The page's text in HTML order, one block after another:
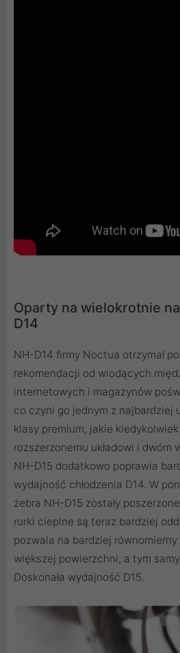
Oparty na wielokrotnie
D14
NH-D14 firmy Noctua otrzymał
rekomendacji od wiodących
internetowych i magazynów
co czyni go jednym z najbardziej
klasy premium, jakie
rozszerzonemu układowi i dwóm
NH-D15 dodatkowo poprawia
wydajność chłodzenia D14. W
żebra NH-D15 zostały
rurki cieplne są teraz bardziej
pozwala na bardziej równomierny
większej powierzchni, a tym
Doskonała wydajność D15.